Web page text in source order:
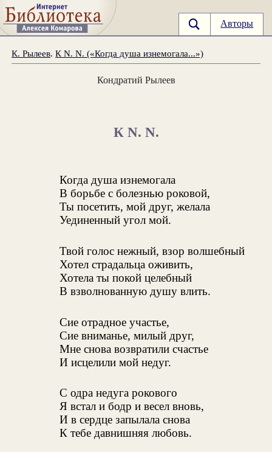
Авторы
К. Рылеев.К N. N. («Когда душа изнемогала...»)
Кондратий Рылеев
К N. N.
Когда душа изнемогала
В борьбе с болезнью роковой,
Ты посетить, мой друг, желала
Уединенный угол мой.
Твой голос нежный, взор волшебный
Хотел страдальца оживить,
Хотела ты покой целебный
В взволнованную душу влить.
Сие отрадное участье,
Сие вниманье, милый друг,
Мне снова возвратили счастье
И исцелили мой недуг.
С одра недуга рокового
Я встал и бодр и весел вновь,
И в сердце запылала снова
К тебе давнишняя любовь.